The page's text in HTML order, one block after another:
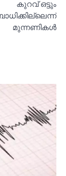
കുറവ് ഒട്ടും
മുന്നണികള്‍